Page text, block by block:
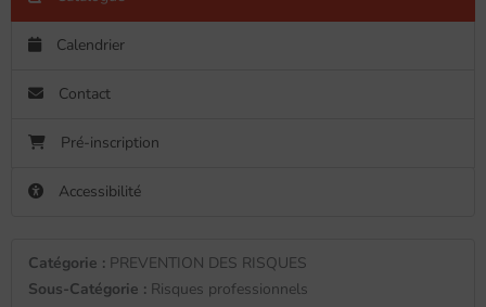
Calendrier
Contact
Pré-inscription
Accessibilité
Catégorie : PREVENTION DES RISQUES
Sous-Catégorie : Risques professionnels